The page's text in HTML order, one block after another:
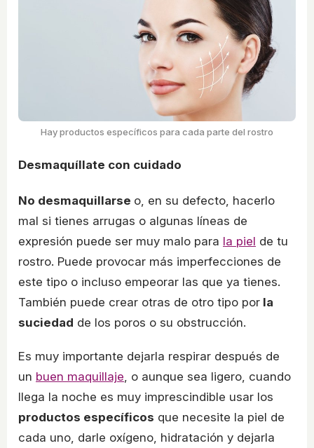
Hay productos específicos para cada parte del rostro
Desmaquíllate con cuidado
No desmaquillarse o, en su defecto, hacerlo
mal si tienes arrugas o algunas líneas de
expresión puede ser muy malo para la piel de tu
rostro. Puede provocar más imperfecciones de
este tipo o incluso empeorar las que ya tienes.
También puede crear otras de otro tipo por la
suciedad de los poros o su obstrucción.
Es muy importante dejarla respirar después de
un buen maquillaje, o aunque sea ligero, cuando
llega la noche es muy imprescindible usar los
productos específicos que necesite la piel de
cada uno, darle oxígeno, hidratación y dejarla